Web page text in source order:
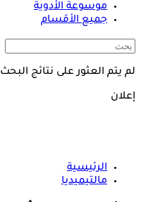
موسوعة الأدوية
جميع الأقسام
لم يتم العثور على نتائج البحث
إعلان
الرئيسية
مالتيميديا